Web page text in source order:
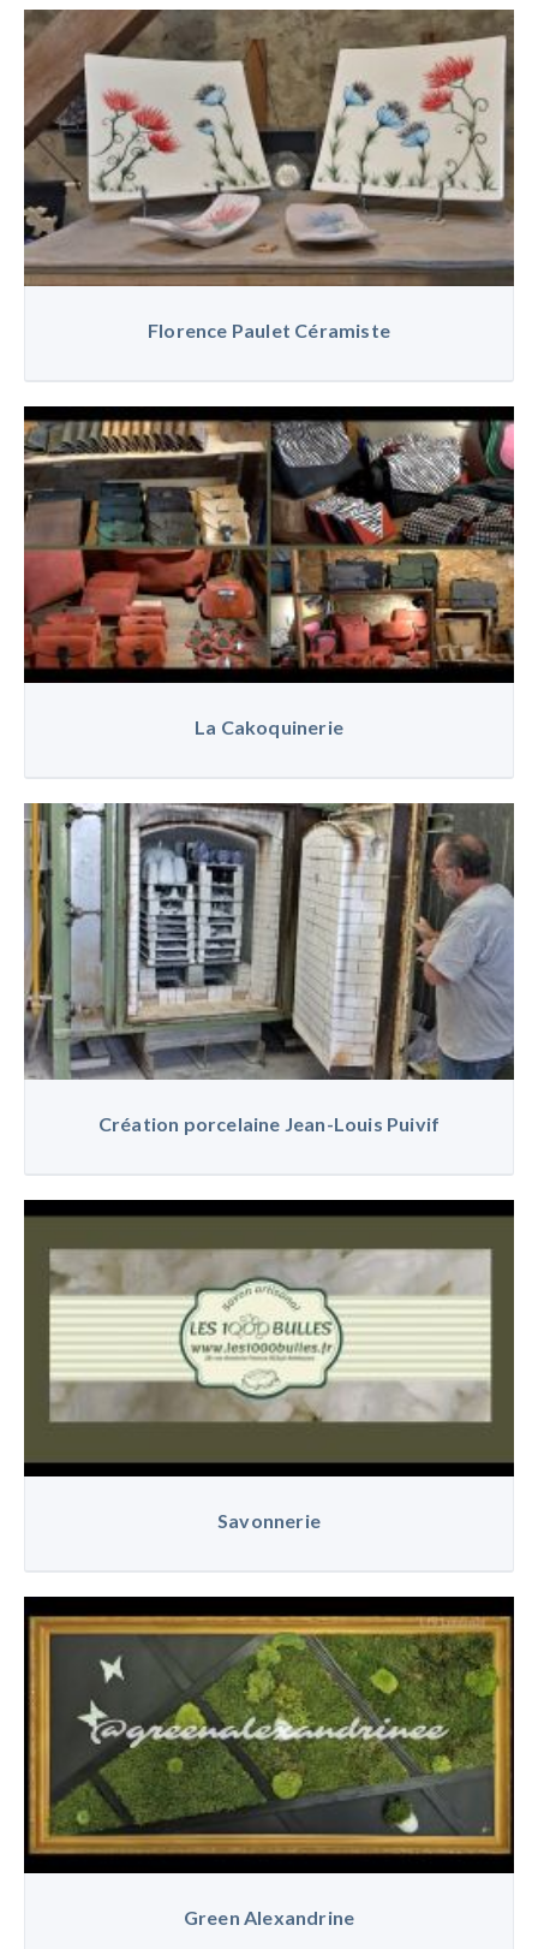
Florence Paulet Céramiste
La Cakoquinerie
Création porcelaine Jean-Louis Puivif
Savonnerie
Green Alexandrine